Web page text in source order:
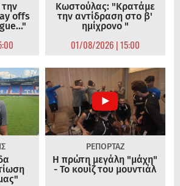
offs
Κωστούλας: "Κρατάμε
την αντίδραση στο β'
ημίχρονο "
01/08/2026 | 15:00
ΡΕΠΟΡΤΑΖ
Η πρώτη μεγάλη "μάχη"
- Το κουίζ του μουντιάλ